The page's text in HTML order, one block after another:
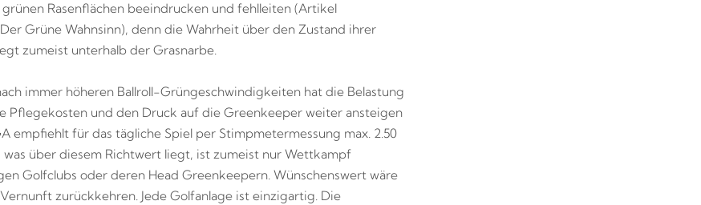
Rasenflächen beeindrucken und fehlleiten (Artikel
Grüne Wahnsinn), denn die Wahrheit über den Zustand ihrer
zumeist unterhalb der Grasnarbe.
immer höheren Ballroll-Grüngeschwindigkeiten hat die Belastung
Pflegekosten und den Druck auf die Greenkeeper weiter ansteigen
empfiehlt für das tägliche Spiel per Stimpmetermessung max. 2.50
was über diesem Richtwert liegt, ist zumeist nur Wettkampf
Golfclubs oder deren Head Greenkeepern. Wünschenswert wäre
zurückkehren. Jede Golfanlage ist einzigartig. Die